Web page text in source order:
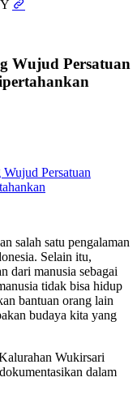
Wujud Persatuan
salah satu pengalaman
Selain itu,
dari manusia sebagai
tidak bisa hidup
bantuan orang lain
budaya kita yang
Wukirsari
dalam